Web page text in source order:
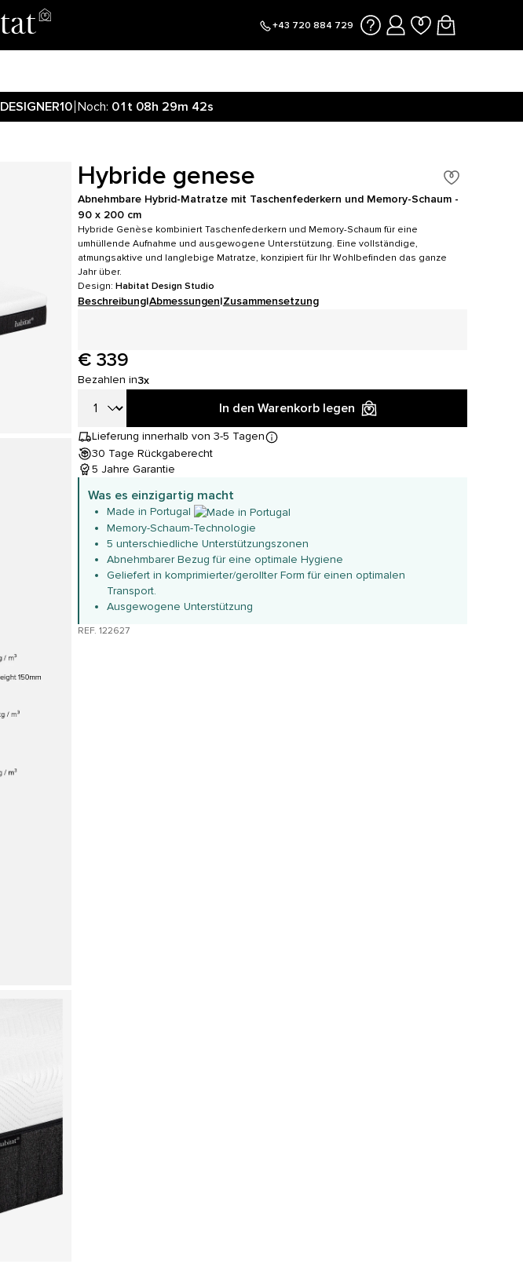
+43 720 884 729
DESIGNER10 Noch: 01t 08h 29m 41s
Hybride genese
Abnehmbare Hybrid-Matratze mit Taschenfederkern und Memory-Schaum -
90 x 200 cm
Hybride Genèse kombiniert Taschenfederkern und Memory-Schaum für eine
umhüllende Aufnahme und ausgewogene Unterstützung. Eine vollständige,
atmungsaktive und langlebige Matratze, konzipiert für Ihr Wohlbefinden das ganze
Jahr über.
Design: Habitat Design Studio
Beschreibung|Abmessungen|Zusammensetzung
€ 339
Bezahlen in3x
In den Warenkorb legen
Lieferung innerhalb von 3-5 Tagen
30 Tage Rückgaberecht
5 Jahre Garantie
Was es einzigartig macht
Made in Portugal
Memory-Schaum-Technologie
5 unterschiedliche Unterstützungszonen
Abnehmbarer Bezug für eine optimale Hygiene
Geliefert in komprimierter/gerollter Form für einen optimalen
Transport.
Ausgewogene Unterstützung
REF. 122627